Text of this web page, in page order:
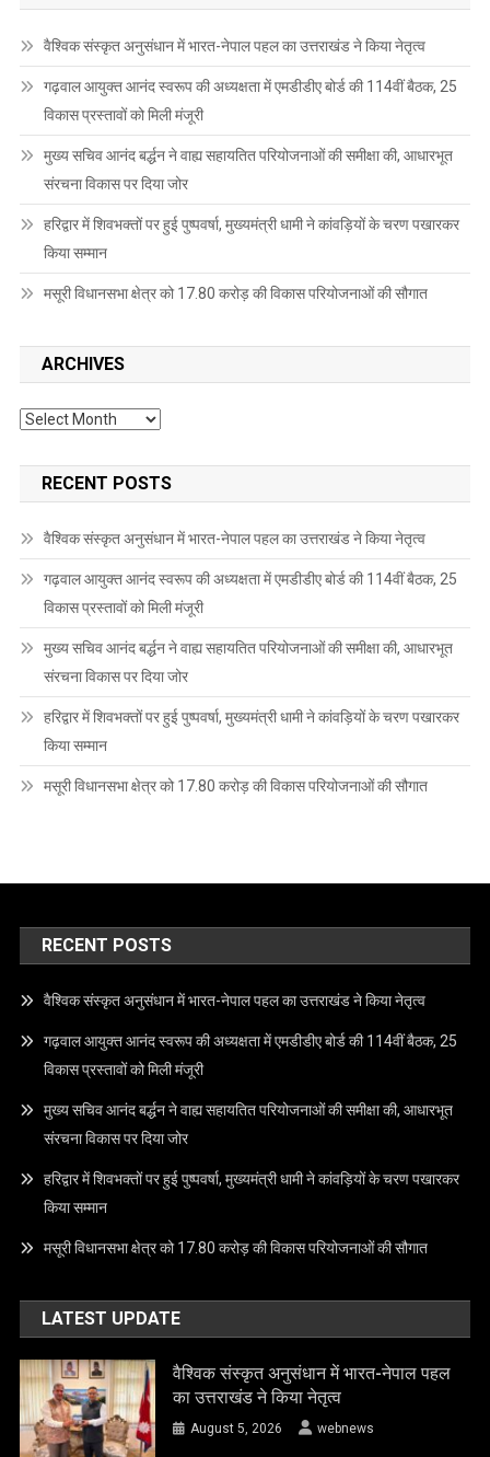
वैश्विक संस्कृत अनुसंधान में भारत-नेपाल पहल का उत्तराखंड ने किया नेतृत्व
गढ़वाल आयुक्त आनंद स्वरूप की अध्यक्षता में एमडीडीए बोर्ड की 114वीं बैठक, 25
विकास प्रस्तावों को मिली मंजूरी
मुख्य सचिव आनंद बर्द्धन ने वाह्य सहायतित परियोजनाओं की समीक्षा की, आधारभूत
संरचना विकास पर दिया जोर
हरिद्वार में शिवभक्तों पर हुई पुष्पवर्षा, मुख्यमंत्री धामी ने कांवड़ियों के चरण पखारकर
किया सम्मान
मसूरी विधानसभा क्षेत्र को 17.80 करोड़ की विकास परियोजनाओं की सौगात
ARCHIVES
Archives
RECENT POSTS
वैश्विक संस्कृत अनुसंधान में भारत-नेपाल पहल का उत्तराखंड ने किया नेतृत्व
गढ़वाल आयुक्त आनंद स्वरूप की अध्यक्षता में एमडीडीए बोर्ड की 114वीं बैठक, 25
विकास प्रस्तावों को मिली मंजूरी
मुख्य सचिव आनंद बर्द्धन ने वाह्य सहायतित परियोजनाओं की समीक्षा की, आधारभूत
संरचना विकास पर दिया जोर
हरिद्वार में शिवभक्तों पर हुई पुष्पवर्षा, मुख्यमंत्री धामी ने कांवड़ियों के चरण पखारकर
किया सम्मान
मसूरी विधानसभा क्षेत्र को 17.80 करोड़ की विकास परियोजनाओं की सौगात
RECENT POSTS
वैश्विक संस्कृत अनुसंधान में भारत-नेपाल पहल का उत्तराखंड ने किया नेतृत्व
गढ़वाल आयुक्त आनंद स्वरूप की अध्यक्षता में एमडीडीए बोर्ड की 114वीं बैठक, 25
विकास प्रस्तावों को मिली मंजूरी
मुख्य सचिव आनंद बर्द्धन ने वाह्य सहायतित परियोजनाओं की समीक्षा की, आधारभूत
संरचना विकास पर दिया जोर
हरिद्वार में शिवभक्तों पर हुई पुष्पवर्षा, मुख्यमंत्री धामी ने कांवड़ियों के चरण पखारकर
किया सम्मान
मसूरी विधानसभा क्षेत्र को 17.80 करोड़ की विकास परियोजनाओं की सौगात
LATEST UPDATE
वैश्विक संस्कृत अनुसंधान में भारत-नेपाल पहल
का उत्तराखंड ने किया नेतृत्व
August 5, 2026 webnews